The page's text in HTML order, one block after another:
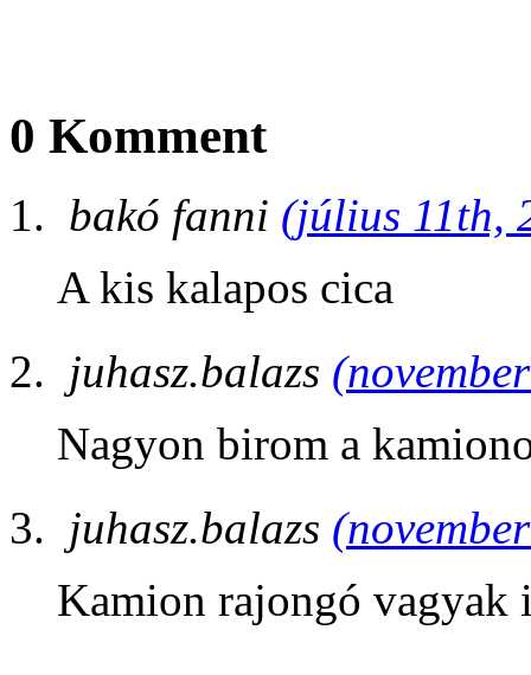
0 Komment
bakó fanni (július 11th,
A kis kalapos cica
juhasz.balazs
Nagyon birom a
juhasz.balazs
Kamion rajongó vagyak